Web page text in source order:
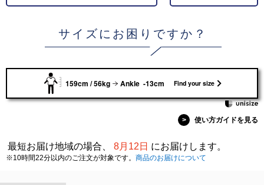
サイズにお困りですか？
159cm / 56kg Ankle -13cm Find your size
> 使い方ガイドを見る
最短お届け地域の場合、 8月12日 にお届けします。
※10時間22分以内のご注文が対象です。 商品のお届けについて